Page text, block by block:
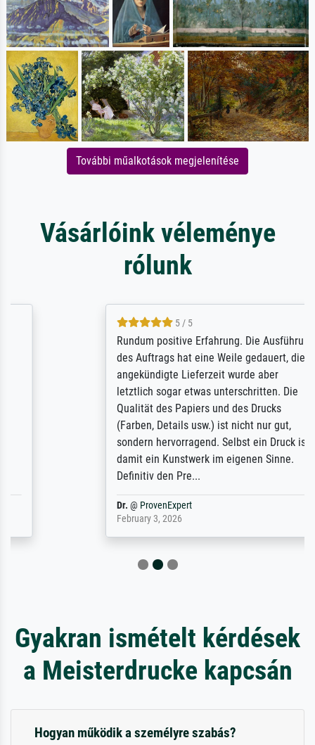
További műalkotások megjelenítése
Vásárlóink véleménye
rólunk
5 / 5
Rundum positive Erfahrung. Die Ausführung
des Auftrags hat eine Weile gedauert, die
angekündigte Lieferzeit wurde aber
letztlich sogar etwas unterschritten. Die
Qualität des Papiers und des Drucks
(Farben, Details usw.) ist nicht nur gut,
sondern hervorragend. Selbst ein Druck ist
damit ein Kunstwerk im eigenen Sinne.
Definitiv den Pre...
ProvenExpert
February 3, 2026
Gyakran ismételt kérdések
a Meisterdrucke kapcsán
Hogyan működik a személyre szabás?